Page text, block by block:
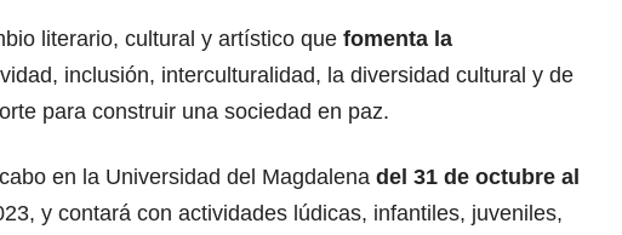
literario, cultural y artístico que fomenta la
inclusión, interculturalidad, la diversidad cultural y de
para construir una sociedad en paz.
en la Universidad del Magdalena del 31 de octubre al
y contará con actividades lúdicas, infantiles, juveniles,